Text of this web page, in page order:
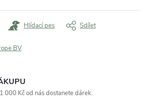
Hlídací pes Sdílet
BV
000 Kč od nás dostanete dárek.